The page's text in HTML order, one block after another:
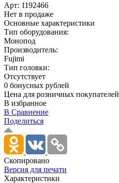
Арт: 1192466
Нет в продаже
Основные характеристики
Тип оборудования:
Монопод
Производитель:
Fujimi
Тип головки:
Отсутствует
0 бонусных рублей
Цена для розничных покупателей
В избранное
В Сравнение
Поделиться
Скопировано
Версия для печати
Характеристики